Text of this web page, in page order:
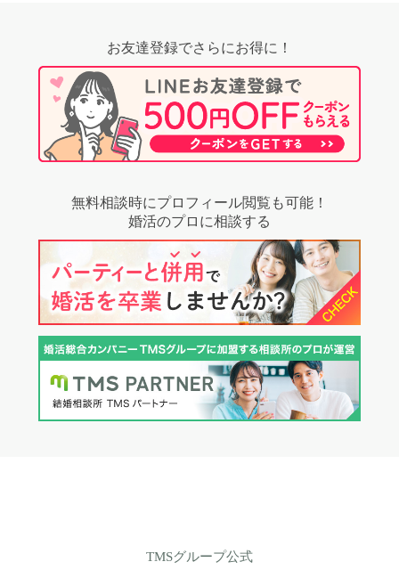
お友達登録でさらにお得に！
無料相談時にプロフィール閲覧も可能！
婚活のプロに相談する
TMSグループ公式